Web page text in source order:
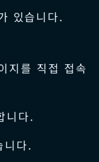
있습니다.
지를 직접 접속
니다.
다.